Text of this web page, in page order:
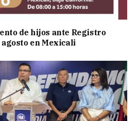
de hijos ante Registro
en Mexicali